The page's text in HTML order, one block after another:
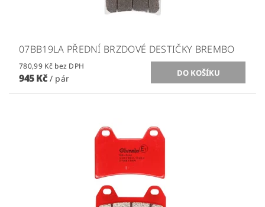
07BB19LA PŘEDNÍ BRZDOVÉ DESTIČKY BREMBO
780,99 Kč bez DPH
945 Kč / pár